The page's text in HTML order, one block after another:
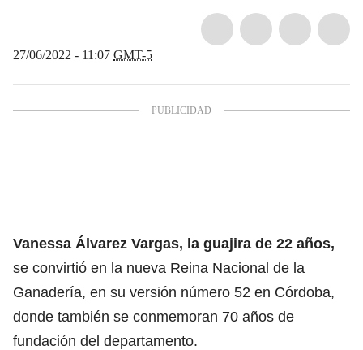
27/06/2022 - 11:07 GMT-5
Vanessa Álvarez Vargas, la guajira de 22 años,
se convirtió en la nueva Reina Nacional de la
Ganadería, en su versión número 52 en Córdoba,
donde también se conmemoran 70 años de
fundación del departamento.